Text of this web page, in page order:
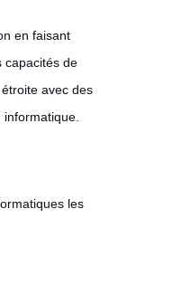
en faisant
capacités de
avec des
les